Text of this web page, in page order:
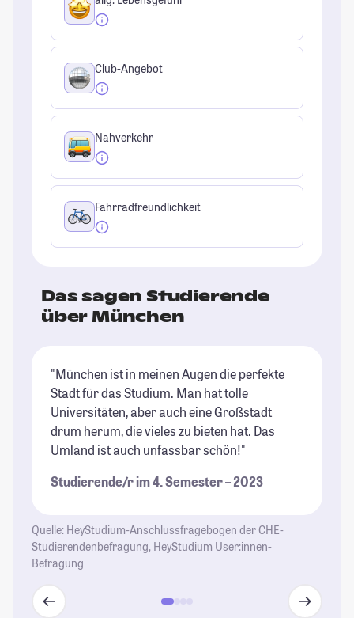
Club-Angebot
Nahverkehr
Fahrradfreundlichkeit
Das sagen Studierende
über München
"München ist in meinen Augen die perfekte
Stadt für das Studium. Man hat tolle
Universitäten, aber auch eine Großstadt
drum herum, die vieles zu bieten hat. Das
Umland ist auch unfassbar schön!"
Studierende/r im 4. Semester – 2023
Quelle: HeyStudium-Anschlussfragebogen der CHE-
Studierendenbefragung, HeyStudium User:innen-
Befragung